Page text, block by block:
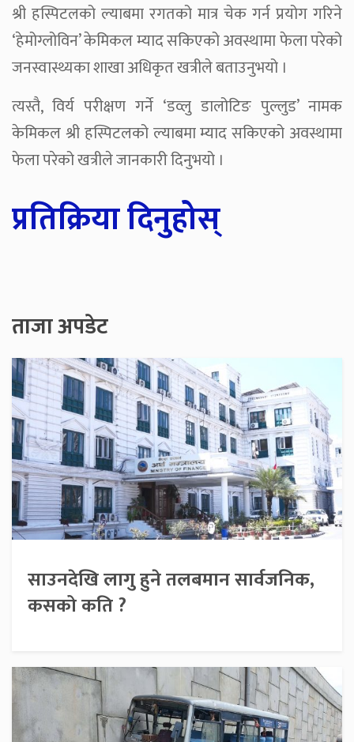
श्री हस्पिटलको ल्याबमा रगतको मात्र चेक गर्न प्रयोग गरिने
‘हेमोग्लोविन’ केमिकल म्याद सकिएको अवस्थामा फेला परेको
जनस्वास्थ्यका शाखा अधिकृत खत्रीले बताउनुभयो ।
त्यस्तै, विर्य परीक्षण गर्ने ‘डव्लु डालोटिङ पुल्लुड’ नामक
केमिकल श्री हस्पिटलको ल्याबमा म्याद सकिएको अवस्थामा
फेला परेको खत्रीले जानकारी दिनुभयो ।
प्रतिक्रिया दिनुहोस्
ताजा अपडेट
साउनदेखि लागु हुने तलबमान सार्वजनिक,
कसको कति ?